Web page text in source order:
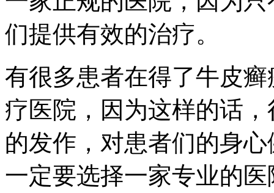
们提供有效的治疗。
有很多患者在得了牛皮
疗医院，因为这样的话
的发作，对患者们的身
一定要选择一家专业的